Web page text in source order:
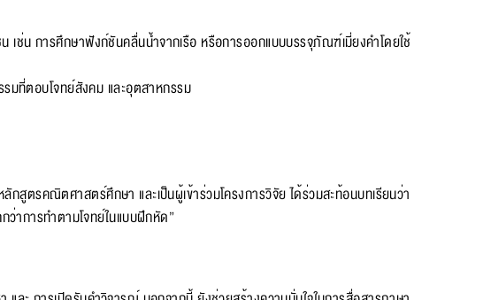
ช่น การศึกษาฟังก์ชันคลื่นน้ำจากเรือ หรือการออกแบบบรรจุภัณฑ์เมี่ยงคำโดยใช้
มที่ตอบโจทย์สังคม และอุตสาหกรรม
ตรคณิตศาสตร์ศึกษา และเป็นผู้เข้าร่วมโครงการวิจัย ได้ร่วมสะท้อนบทเรียนว่า
าการทำตามโจทย์ในแบบฝึกหัด”